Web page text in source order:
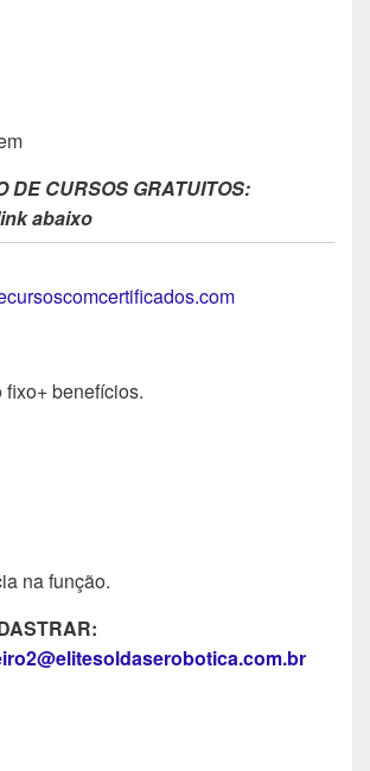
DE CURSOS GRATUITOS:
abaixo
benefícios.
na função.